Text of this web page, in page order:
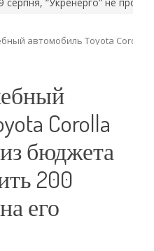
автомобиль Toyota Corolla
Corolla
бюджета
200
его